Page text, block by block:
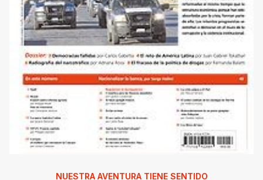
NUESTRA AVENTURA TIENE SENTIDO